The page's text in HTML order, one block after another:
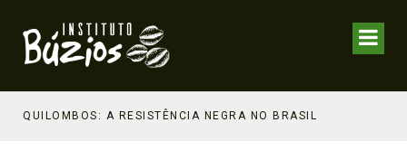
QUILOMBOS: A RESISTÊNCIA NEGRA NO BRASIL